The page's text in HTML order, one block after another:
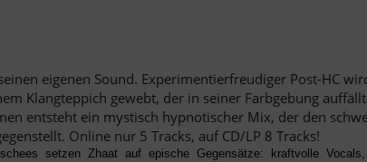
eigenen Sound. Experimentierfreudiger Post-HC
Klangteppich gewebt, der in seiner Farbgebung
entsteht ein mystisch hypnotischer Mix, der den
Online nur 5 Tracks, auf CD/LP 8 Tracks!
setzen Zhaat auf epische Gegensätze: kraftvolle Vocals,